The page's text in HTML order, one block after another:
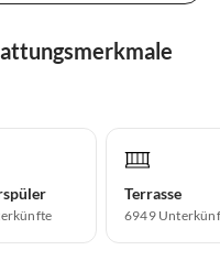
Terrasse
6949